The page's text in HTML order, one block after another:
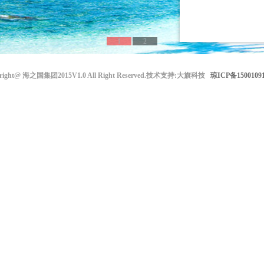
1 2
海之国集团2015V1.0 All Right Reserved.技术支持:大旗科技 琼ICP备